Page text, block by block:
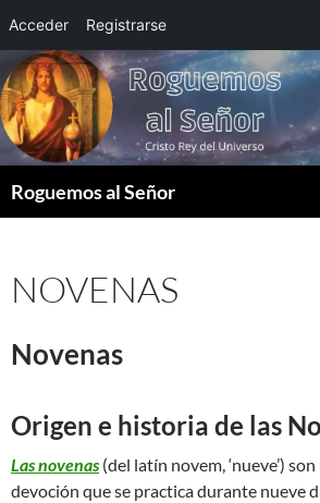
Acceder Registrarse
Saltar
al
contenido
Roguemos al Señor
NOVENAS
Novenas
Origen e historia de las
Las novenas (del latín novem, ‘nueve’)
devoción que se practica durante nueve